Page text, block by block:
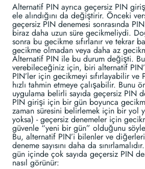
Alternatif PIN ayrıca geçersiz PIN
ele alındığını da değiştirir. Önceki
geçersiz PIN denemesi sonrasında
biraz daha uzun süre gecikmeliydi.
sonra bu gecikme sıfırlanır ve tekrar
gecikme olmadan veya daha az
Alternatif PIN ile bu durum değişti. Bu
verebileceğiniz için, biri alternatif
PIN’ler için gecikmeyi sıfırlayabilir ve
hızlı tahmin etmeye çalışabilir. Bunu
uygulama belirli sayıda geçersiz PIN
PIN girişi için bir gün boyunca
zaman süresini belirlemek için bir yol
yoksa) - geçersiz denemeler için
güvenle “yeni bir gün” olduğunu
Bu, alternatif PIN’i bilenler ve
deneme sayısını daha da
gün içinde çok sayıda geçersiz PIN
nasıl görünür: